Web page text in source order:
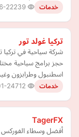
خدمات 22
تركيا غولد تور
شركة سياحية في
حجز برامج سياحية
اسطنبول وطرابزون
خدمات 24
TagerFX
أفضل وسطاء الفوركس